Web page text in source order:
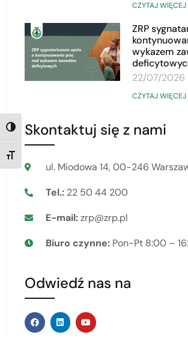
TOGGLE HIGH CONTRAST
TOGGLE FONT SIZE
CZYTAJ WIĘCEJ
ZRP
wykazem
22/07/2026
CZYTAJ WIĘCEJ
Skontaktuj się z nami
ul. Miodowa 14, 00-246
Tel.:22 50 44 200
E-mail:zrp@zrp.pl
Biuro czynne:Pon-Pt 8:00 –
Odwiedź nas na